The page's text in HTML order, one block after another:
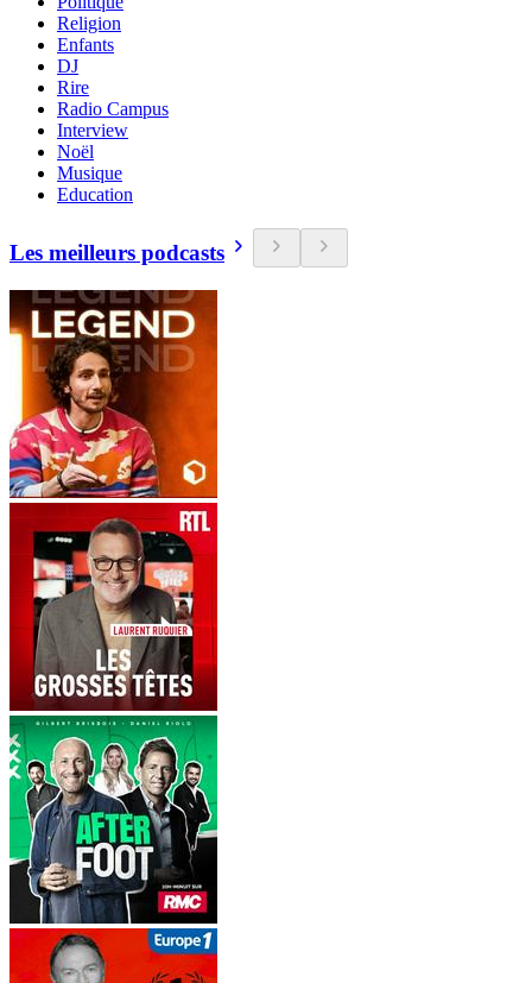
Religion
Enfants
DJ
Rire
Radio Campus
Interview
Noël
Musique
Education
Les meilleurs podcasts